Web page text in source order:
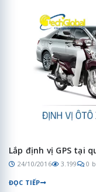
Lắp định vị GPS tại
24/10/2016 3.199 0
ĐỌC TIẾP